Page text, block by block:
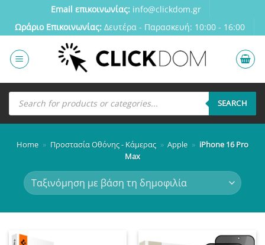
περιεχόμενο
Email επικοινωνίας: info@clickdom.gr
Ωράριο Eπικοινωνίας: Δευτέρα - Παρασκευή: 10:00 - 16:00
Αναζήτηση
προϊόντων SEARCH
Home » Προστασία Οθόνης - Κάμερας » Apple » iPhone 16 Pro
Max